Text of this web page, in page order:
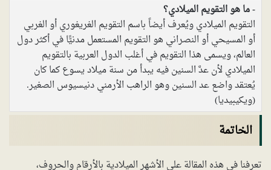
ما هو التقويم الميلادي؟
التقويم الميلادي ويُعرف أيضاً باسم التقويم الغريغوري أو الغربي
أو المسيحي أو النصراني هو التقويم المستعمل مدنيًّا في أكثر دول
العالم، ويسمى هذا التقويم في أغلب الدول العربية بالتقويم
الميلادي لأن عدَّ السنين فيه يبدأ من سنة ميلاد يسوع كما كان
يُعتقد واضع عد السنين وهو الراهب الأرمني دنيسيوس الصغير.
(ويكيبيديا)
الخاتمة
تعرفنا في هذه المقالة على الأشهر الميلادية بالأرقام والحروف،